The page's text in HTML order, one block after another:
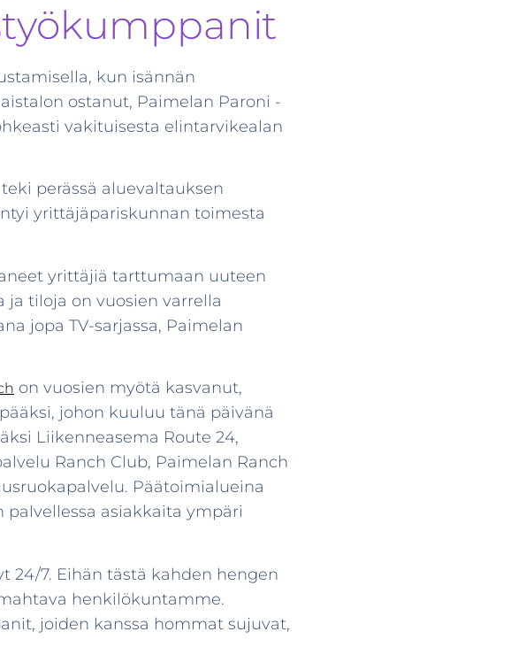
kun isännän
ostanut, Paimelan Paroni -
vakituisesta elintarvikealan
perässä aluevaltauksen
yrittäjäpariskunnan toimesta
yrittäjiä tarttumaan uuteen
tiloja on vuosien varrella
jopa TV-sarjassa, Paimelan
on vuosien myötä kasvanut,
johon kuuluu tänä päivänä
Liikenneasema Route 24,
Ranch Club, Paimelan Ranch
Päätoimialueina
asiakkaita ympäri
24/7. Eihän tästä kahden hengen
henkilökuntamme.
joiden kanssa hommat sujuvat,